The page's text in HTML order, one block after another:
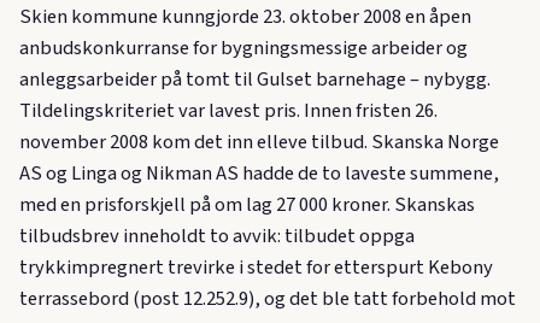
Skien kommune kunngjorde 23. oktober 2008 en åpen
anbudskonkurranse for bygningsmessige arbeider og
anleggsarbeider på tomt til Gulset barnehage – nybygg.
Tildelingskriteriet var lavest pris. Innen fristen 26.
november 2008 kom det inn elleve tilbud. Skanska Norge
AS og Linga og Nikman AS hadde de to laveste summene,
med en prisforskjell på om lag 27 000 kroner. Skanskas
tilbudsbrev inneholdt to avvik: tilbudet oppga
trykkimpregnert trevirke i stedet for etterspurt Kebony
terrassebord (post 12.252.9), og det ble tatt forbehold mot